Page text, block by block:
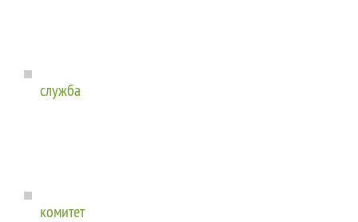
служба
комитет